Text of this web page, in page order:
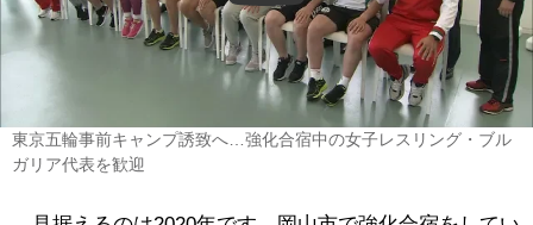
東京五輪事前キャンプ誘致へ…強化合宿中の女子レスリング・ブル
ガリア代表を歓迎